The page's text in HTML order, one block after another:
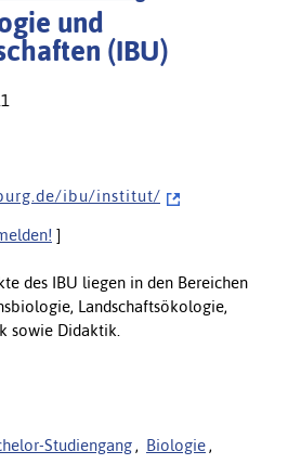
und
(IBU)
r g . d e / i b u / i n s t i t u t /
]
des IBU liegen in den Bereichen
Landschaftsökologie,
sowie Didaktik.
Studiengang , Biologie ,